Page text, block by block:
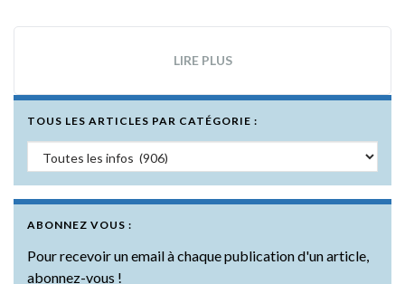
LIRE PLUS
TOUS LES ARTICLES PAR CATÉGORIE :
Tous les articles par catégorie :
ABONNEZ VOUS :
Pour recevoir un email à chaque publication d'un article,
abonnez-vous !